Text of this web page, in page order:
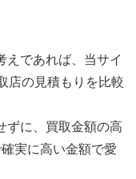
えであれば、当サイ
店の見積もりを比較
ずに、買取金額の高
実に高い金額で愛